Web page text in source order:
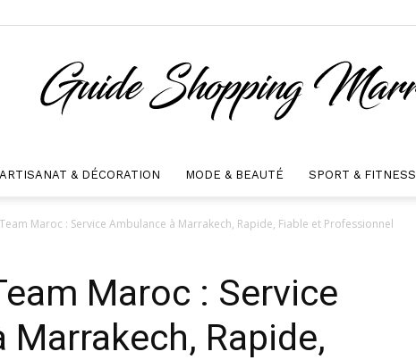
shopping
ARTISANAT & DÉCORATION MODE & BEAUTÉ SPORT & FITNESS
Maroc : Service Ambulance à Marrakech, Rapide, Fiable et Professionnel
Maroc : Service
Rapide,